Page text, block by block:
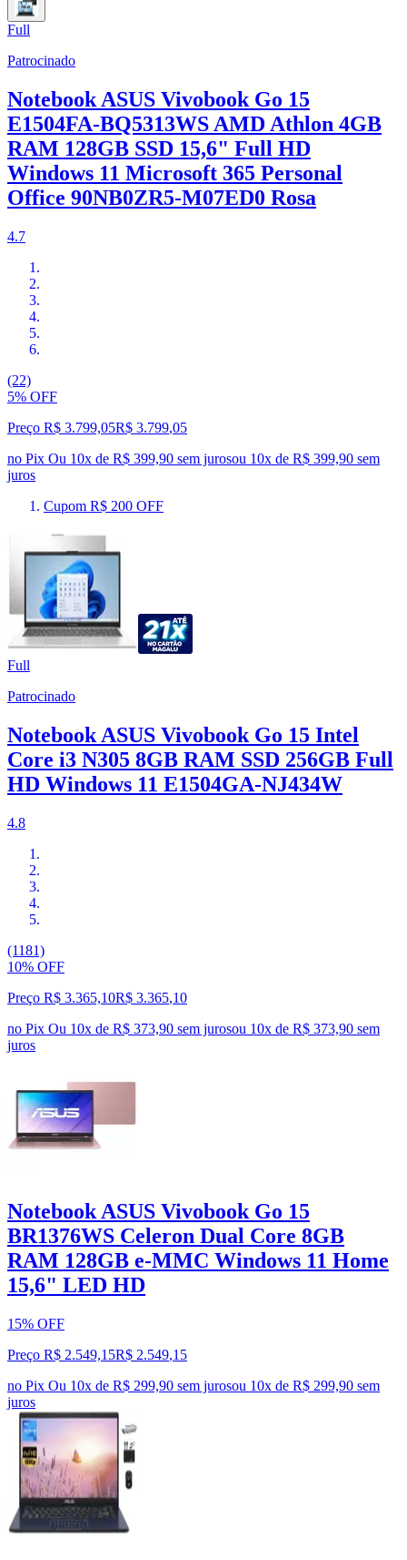
Full
Patrocinado
Notebook ASUS Vivobook Go 15
E1504FA-BQ5313WS AMD Athlon 4GB
RAM 128GB SSD 15,6" Full HD
Windows 11 Microsoft 365 Personal
Office 90NB0ZR5-M07ED0 Rosa
4.7
(22)
5% OFF
Preço R$ 3.799,05R$ 3.799,05
no Pix Ou 10x de R$ 399,90 sem jurosou 10x de R$ 399,90 sem
juros
Cupom R$ 200 OFF
Full
Patrocinado
Notebook ASUS Vivobook Go 15 Intel
Core i3 N305 8GB RAM SSD 256GB Full
HD Windows 11 E1504GA-NJ434W
4.8
(1181)
10% OFF
Preço R$ 3.365,10R$ 3.365,10
no Pix Ou 10x de R$ 373,90 sem jurosou 10x de R$ 373,90 sem
juros
Notebook ASUS Vivobook Go 15
BR1376WS Celeron Dual Core 8GB
RAM 128GB e-MMC Windows 11 Home
15,6" LED HD
15% OFF
Preço R$ 2.549,15R$ 2.549,15
no Pix Ou 10x de R$ 299,90 sem jurosou 10x de R$ 299,90 sem
juros